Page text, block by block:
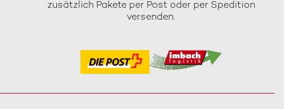
zusätzlich Pakete per Post oder per Spedition
versenden.